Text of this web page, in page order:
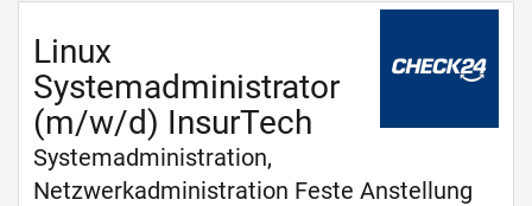
Linux
Systemadministrator
(m/w/d) InsurTech
Systemadministration,
Netzwerkadministration Feste Anstellung